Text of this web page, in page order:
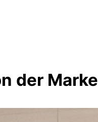
der Marke